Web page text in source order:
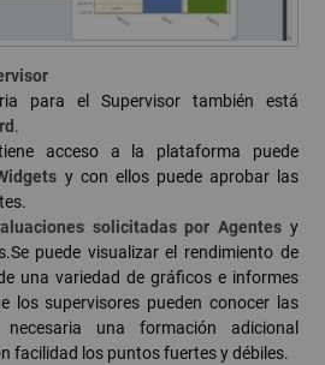
para el Supervisor también está
.
acceso a la plataforma puede
y con ellos puede aprobar las
solicitadas por Agentes y
puede visualizar el rendimiento de
una variedad de gráficos e informes
los supervisores pueden conocer las
una formación adicional
facilidad los puntos fuertes y débiles.